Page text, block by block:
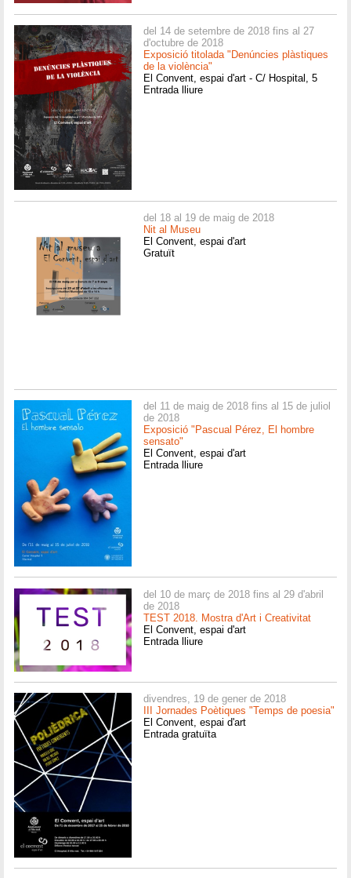
del 14 de setembre de 2018 fins al 27
d'octubre de 2018
Exposició titolada "Denúncies plàstiques
de la violència"
El Convent, espai d'art - C/ Hospital, 5
Entrada lliure
del 18 al 19 de maig de 2018
Nit al Museu
El Convent, espai d'art
Gratuït
del 11 de maig de 2018 fins al 15 de juliol
de 2018
Exposició "Pascual Pérez, El hombre
sensato"
El Convent, espai d'art
Entrada lliure
del 10 de març de 2018 fins al 29 d'abril
de 2018
TEST 2018. Mostra d'Art i Creativitat
El Convent, espai d'art
Entrada lliure
divendres, 19 de gener de 2018
III Jornades Poètiques "Temps de poesia"
El Convent, espai d'art
Entrada gratuïta